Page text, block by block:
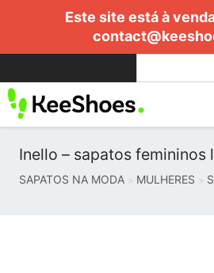
Este site está à
Inello – sapatos femininos
SAPATOS NA MODA MULHERES